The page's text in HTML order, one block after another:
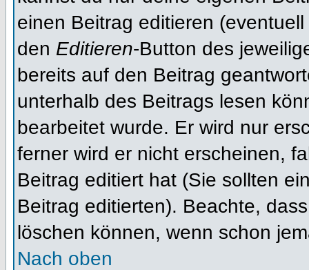
einen Beitrag editieren
den Editieren-Button des
bereits auf den Beitrag
unterhalb des Beitrags lesen
bearbeitet wurde. Er wird nur
ferner wird er nicht erscheinen,
Beitrag editiert hat (Sie sollten
Beitrag editierten). Beachte,
löschen können, wenn schon
Nach oben